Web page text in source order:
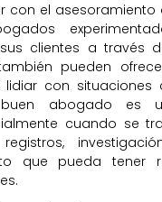
con el
clientes a través
pueden
con situaciones
abogado es
cuando se
que pueda tener